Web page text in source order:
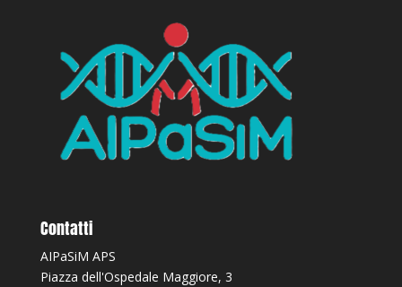
Contatti
AIPaSiM APS
Piazza dell'Ospedale Maggiore, 3